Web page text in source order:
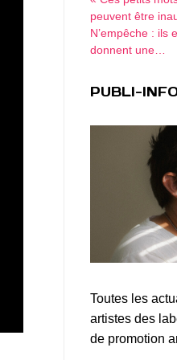
peuvent être
N’empêche : ils
donnent une…
PUBLI-
Toutes les
artistes des
de promotion